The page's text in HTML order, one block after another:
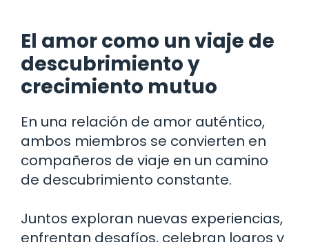
El amor como un viaje de
descubrimiento y
crecimiento mutuo
En una relación de amor auténtico,
ambos miembros se convierten en
compañeros de viaje en un camino
de descubrimiento constante.
Juntos exploran nuevas experiencias,
enfrentan desafíos, celebran logros y